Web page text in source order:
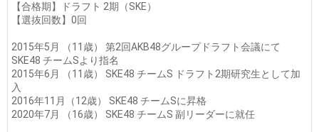
【合格期】ドラフト 2期（SKE）
【選抜回数】0回
2015年5月 （11歳） 第2回AKB48グループドラフト会議にて
SKE48 チームSより指名
2015年6月 （11歳） SKE48 チームS ドラフト2期研究生として加
入
2016年11月（12歳） SKE48 チームSに昇格
2020年7月 （16歳） SKE48 チームS 副リーダーに就任